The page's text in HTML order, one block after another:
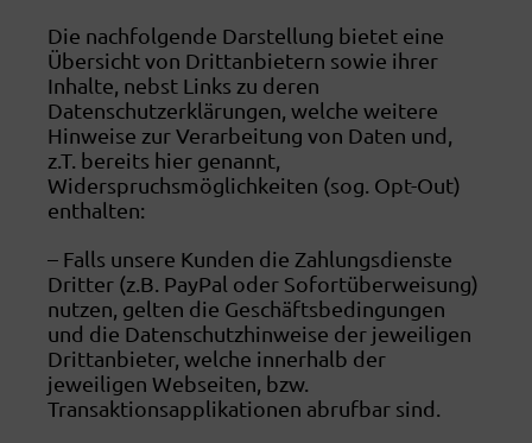
Die nachfolgende Darstellung bietet eine
Übersicht von Drittanbietern sowie ihrer
Inhalte, nebst Links zu deren
Datenschutzerklärungen, welche weitere
Hinweise zur Verarbeitung von Daten und,
z.T. bereits hier genannt,
Widerspruchsmöglichkeiten (sog. Opt-Out)
enthalten:
– Falls unsere Kunden die Zahlungsdienste
Dritter (z.B. PayPal oder Sofortüberweisung)
nutzen, gelten die Geschäftsbedingungen
und die Datenschutzhinweise der jeweiligen
Drittanbieter, welche innerhalb der
jeweiligen Webseiten, bzw.
Transaktionsapplikationen abrufbar sind.